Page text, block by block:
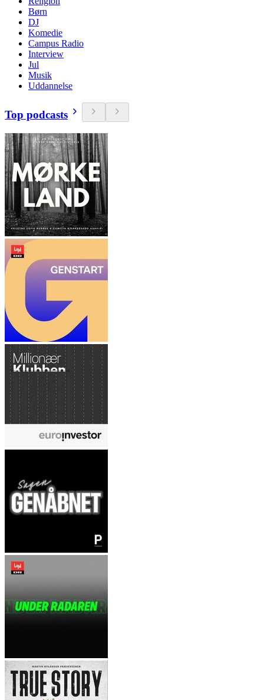
Børn
DJ
Komedie
Campus Radio
Interview
Jul
Musik
Uddannelse
Top podcasts